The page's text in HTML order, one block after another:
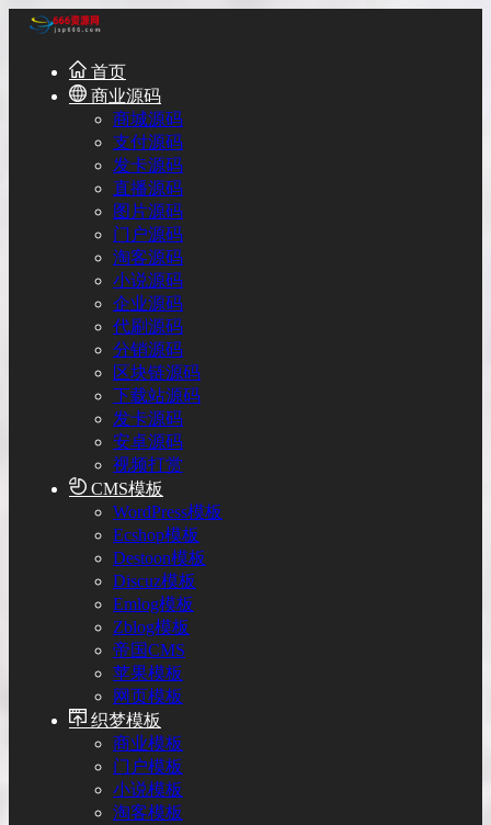
首页
商业源码
商城源码
支付源码
发卡源码
直播源码
图片源码
门户源码
淘客源码
小说源码
企业源码
代刷源码
分销源码
区块链源码
下载站源码
发卡源码
安卓源码
视频打赏
CMS模板
WordPress模板
Ecshop模板
Destoon模板
Discuz模板
Emlog模板
Zblog模板
帝国CMS
苹果模板
网页模板
织梦模板
商业模板
门户模板
小说模板
淘客模板